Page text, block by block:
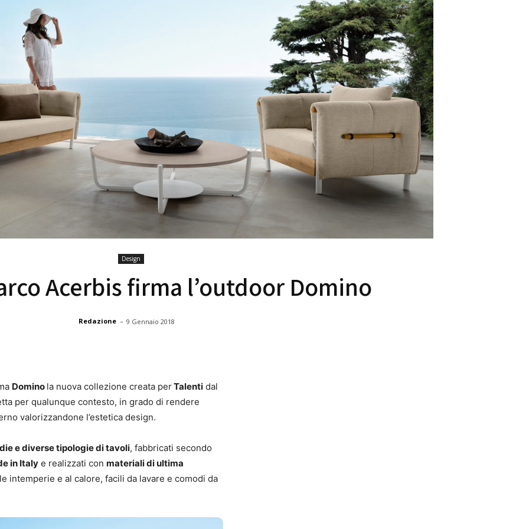
Design
Acerbis firma l’outdoor Domino
Redazione - 9 Gennaio 2018
Domino la nuova collezione creata perTalenti dal
per qualunque contesto, in grado di rendere
valorizzandone l’estetica design.
e diverse tipologie di tavoli, fabbricati secondo
in Italy e realizzati con materiali di ultima
intemperie e al calore, facili da lavare e comodi da